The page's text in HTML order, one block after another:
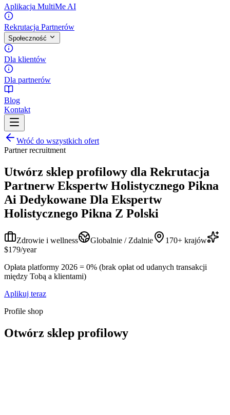
Aplikacja MultiMe AI
Rekrutacja Partnerów
Społeczność
Dla klientów
Dla partnerów
Blog
Kontakt
Wróć do wszystkich ofert
Partner recruitment
Utwórz sklep profilowy dla Rekrutacja
Partnerw Ekspertw Holistycznego Pikna
Ai Dedykowane Dla Ekspertw
Holistycznego Pikna Z Polski
Zdrowie i wellness Globalnie / Zdalnie
170+ krajów
$179/year
Opłata platformy 2026 = 0% (brak opłat od udanych transakcji
między Tobą a klientami)
Aplikuj teraz
Profile shop
Otwórz sklep profilowy